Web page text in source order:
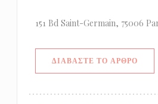
151 Bd Saint-Germain, 75006
ΔΙΑΒΆΣΤΕ ΤΟ ΆΡΘΡΟ